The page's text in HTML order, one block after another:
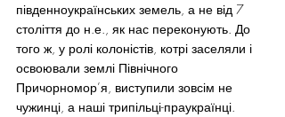
південноукраїнських земель, а не від 7
століття до н.е., як нас переконують. До
того ж, у ролі колоністів, котрі заселяли і
освоювали землі Північного
Причорномор’я, виступили зовсім не
чужинці, а наші трипільці-праукраїнці.